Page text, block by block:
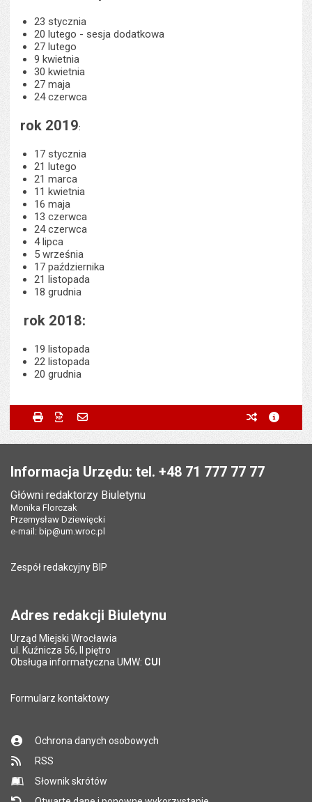
23 stycznia
20 lutego - sesja dodatkowa
27 lutego
9 kwietnia
30 kwietnia
27 maja
24 czerwca
rok 2019:
17 stycznia
21 lutego
21 marca
11 kwietnia
16 maja
13 czerwca
24 czerwca
4 lipca
5 września
17 października
21 listopada
18 grudnia
rok 2018:
19 listopada
22 listopada
20 grudnia
Metryczka
Odpowiedzialny za treść:
Ostatnio zaktualizował:
Data ostatniej aktualizacji:
Powiadom znajomego
Powiadom znajomego
Twoje imię i nazwisko
Twój adres e-mail Pole wymagane
Tytuł e-mailaPole wymagane
*
Adres e-mail znajomego
Pytanie antyspamowe
*
Pole wymagane
Drukuj Zapisz do PDF poprzednie
Informacja Urzędu: tel. +48 71 777 77 77
Główni redaktorzy Biuletynu
Monika Florczak
Przemysław Dziewięcki
e-mail:bip@um.wroc.pl
Zespół redakcyjny BIP
Adres redakcji Biuletynu
Urząd Miejski Wrocławia
ul. Kuźnicza 56, II piętro
Obsługa informatyczna UMW: CUI
Formularz kontaktowy
Ochrona danych osobowych
RSS
Słownik skrótów